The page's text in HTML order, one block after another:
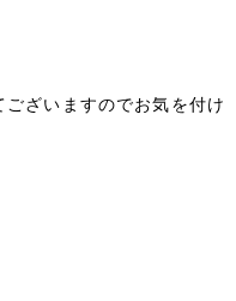
ざいますのでお気を付け